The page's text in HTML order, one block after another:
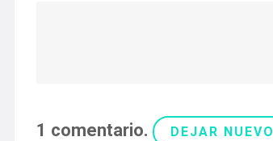
1 comentario. DEJAR NUEVO